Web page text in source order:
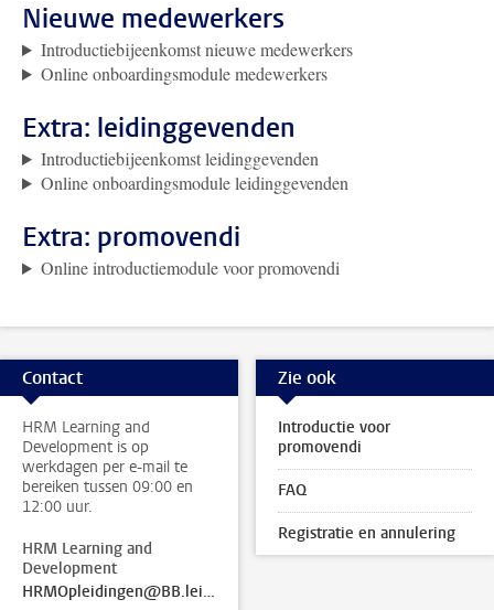
Nieuwe medewerkers
Introductiebijeenkomst nieuwe medewerkers
Online onboardingsmodule medewerkers
Extra: leidinggevenden
Introductiebijeenkomst leidinggevenden
Online onboardingsmodule leidinggevenden
Extra: promovendi
Online introductiemodule voor promovendi
Contact
HRM Learning and
Development is op
werkdagen per e-mail te
bereiken tussen 09:00 en
12:00 uur.
HRM Learning and
Development
HRMOpleidingen@BB.leidenuniv.nl
Zie ook
Introductie voor
promovendi
FAQ
Registratie en annulering